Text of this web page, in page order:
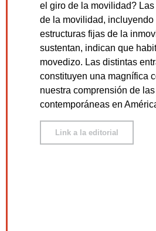
el giro de la movilidad?
de la movilidad,
estructuras fijas de la
sustentan, indican que
movedizo. Las distintas
constituyen una magnífica
nuestra comprensión de
contemporáneas en
Link a la editorial